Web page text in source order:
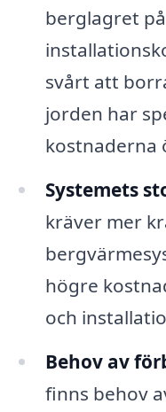
berglagret
svårt att
jorden har
kostnaderna
Systemets
kräver mer
högre
och
Behov av
finns behov